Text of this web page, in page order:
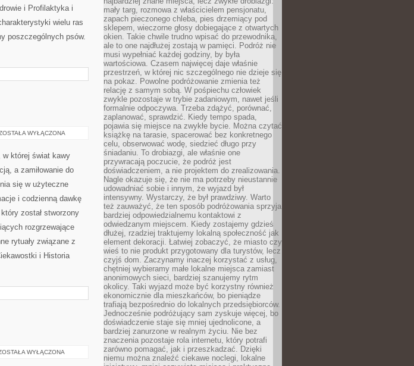
i Profilaktyka i
wielu ras
poszczególnych psów.
WYŁĄCZONA
w której świat kawy
a zamiłowanie do
się w użyteczne
i codzienną dawkę
został stworzony
rozgrzewające
rytuały związane z
i Historia
WYŁĄCZONA
mały targ, rozmowa z właścicielem pensjonatu,
zapach pieczonego chleba, pies drzemiący pod
sklepem, wieczorne głosy dobiegające z otwartych
okien. Takie chwile trudno wpisać do przewodnika,
ale to one najdłużej zostają w pamięci. Podróż nie
musi wypełniać każdej godziny, by była
wartościowa. Czasem najwięcej daje właśnie
przestrzeń, w której nic szczególnego nie dzieje się
na pokaz. Powolne podróżowanie zmienia też
relację z samym sobą. W pośpiechu człowiek
zwykle pozostaje w trybie zadaniowym, nawet jeśli
formalnie odpoczywa. Trzeba zdążyć, porównać,
zaplanować, sprawdzić. Kiedy tempo spada,
pojawia się miejsce na zwykłe bycie. Można czytać
książkę na tarasie, spacerować bez konkretnego
celu, obserwować wodę, siedzieć długo przy
śniadaniu. To drobiazgi, ale właśnie one
przywracają poczucie, że podróż jest
doświadczeniem, a nie projektem do zrealizowania.
Nagle okazuje się, że nie ma potrzeby nieustannie
udowadniać sobie i innym, że wyjazd był
intensywny. Wystarczy, że był prawdziwy. Warto
też zauważyć, że ten sposób podróżowania sprzyja
bardziej odpowiedzialnemu kontaktowi z
odwiedzanym miejscem. Kiedy zostajemy gdzieś
dłużej, rzadziej traktujemy lokalną społeczność jak
element dekoracji. Łatwiej zobaczyć, że miasto czy
wieś to nie produkt przygotowany dla turystów, lecz
czyjś dom. Zaczynamy inaczej korzystać z usług,
chętniej wybieramy małe lokalne miejsca zamiast
anonimowych sieci, bardziej szanujemy rytm
okolicy. Taki wyjazd może być korzystny również
ekonomicznie dla mieszkańców, bo pieniądze
trafiają bezpośrednio do lokalnych przedsiębiorców.
Jednocześnie podróżujący sam zyskuje więcej, bo
doświadczenie staje się mniej ujednolicone, a
bardziej zanurzone w realnym życiu. Nie bez
znaczenia pozostaje rola internetu, który potrafi
zarówno pomagać, jak i przeszkadzać. Dzięki
niemu można znaleźć ciekawe noclegi, lokalne